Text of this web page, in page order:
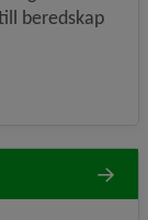
beredskap